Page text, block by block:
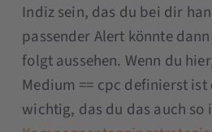
Indiz sein, das du bei dir
passender Alert könnte
folgt aussehen. Wenn du
Medium == cpc definierst
wichtig, das du das auch so